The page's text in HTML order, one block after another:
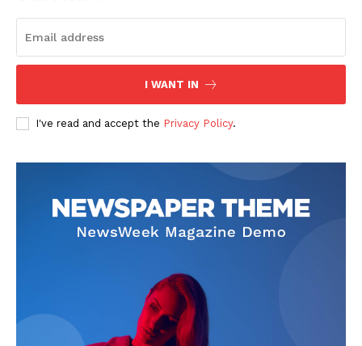
Diario los Andes
Nosotros
Contacto
I WANT IN
I've read and accept the Privacy Policy.